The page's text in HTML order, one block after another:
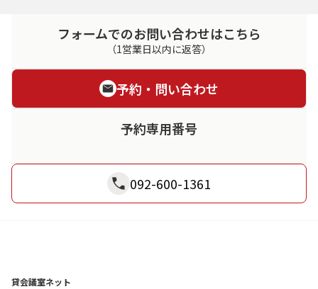
フォームでのお問い合わせはこちら
（1営業日以内に返答）
予約・問い合わせ
予約専用番号
092-600-1361
貸会議室ネット